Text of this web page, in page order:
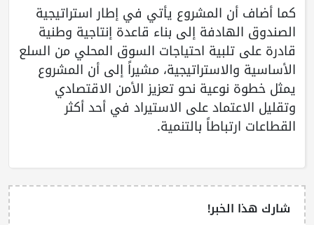
كما أضاف أن المشروع يأتي في إطار استراتيجية
الصندوق الهادفة إلى بناء قاعدة إنتاجية وطنية
قادرة على تلبية احتياجات السوق المحلي من السلع
الأساسية والاستراتيجية، مشيراً إلى أن المشروع
يمثل خطوة نوعية نحو تعزيز الأمن الاقتصادي
وتقليل الاعتماد على الاستيراد في أحد أكثر
القطاعات ارتباطاً بالتنمية.
شارك هذا الخبر!